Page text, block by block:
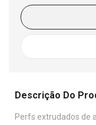
Descrição Do
Perfs extrudados de